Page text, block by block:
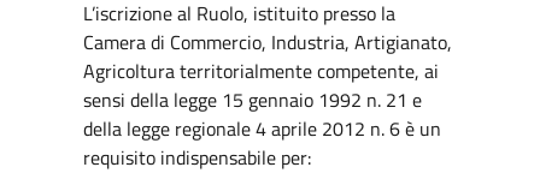
L’iscrizione al Ruolo, istituito presso la
Camera di Commercio, Industria, Artigianato,
Agricoltura territorialmente competente, ai
sensi della legge 15 gennaio 1992 n. 21 e
della legge regionale 4 aprile 2012 n. 6 è un
requisito indispensabile per: